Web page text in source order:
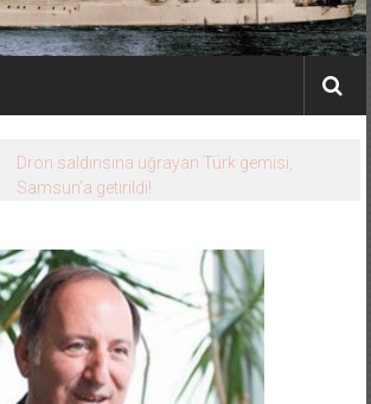
Dron saldırısına uğrayan Türk gemisi,
Samsun’a getirildi!